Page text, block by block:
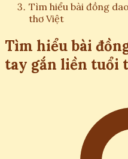
Tìm hiểu bài đồng
thơ Việt
Tìm hiểu bài
tay gắn liền tuổi